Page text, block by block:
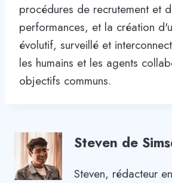
procédures de recrutement et
performances, et la création
évolutif, surveillé et
les humains et les agents
objectifs communs.
Steven de
Steven, rédacteur